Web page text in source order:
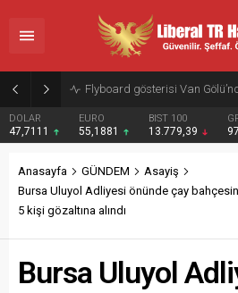
DOLAR
47,7111
EURO
55,1881
BIST 100
13.779,39
Anasayfa GÜNDEM
Asayiş
Bursa Uluyol Adliyesi önünde çay
5 kişi gözaltına alındı
Bursa Uluyol